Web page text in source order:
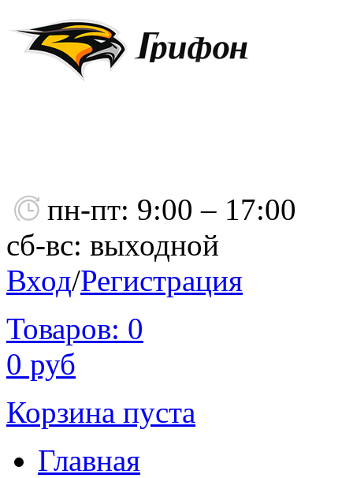
пн-пт: 9:00 – 17:00
сб-вс: выходной
Вход/Регистрация
Товаров: 0
0 руб
Корзина пуста
Главная